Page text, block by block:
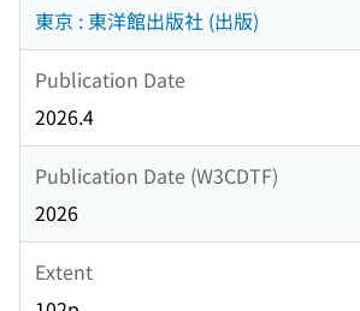
東京 : 東洋館出版社 (出版)
Publication Date
2026.4
Publication Date (W3CDTF)
2026
Extent